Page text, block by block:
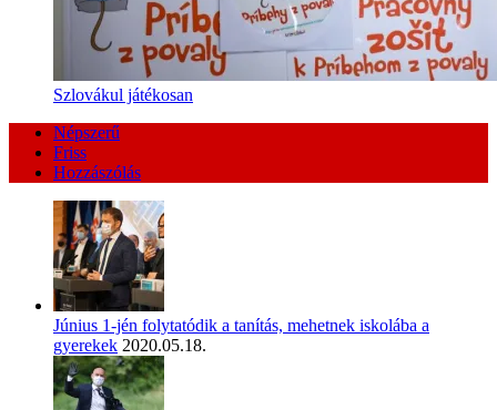
Szlovákul játékosan
Népszerű
Friss
Hozzászólás
Június 1-jén folytatódik a tanítás, mehetnek iskolába a
gyerekek 2020.05.18.